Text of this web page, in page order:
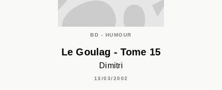
BD - HUMOUR
Le Goulag - Tome 15
Dimitri
13/03/2002